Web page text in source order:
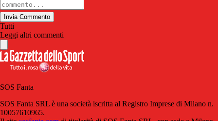
Invia Commento
Tutti
Leggi altri commenti
SOS Fanta
SOS Fanta SRL è una società iscritta al Registro Imprese di Milano n.
10057610965.